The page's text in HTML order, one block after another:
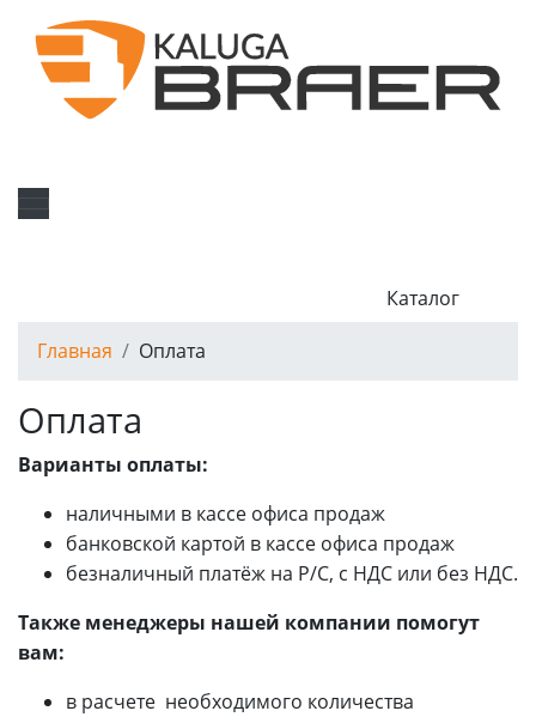
Каталог
Главная
Оплата
Оплата
Варианты оплаты:
наличными в кассе офиса продаж
банковской картой в кассе офиса продаж
безналичный платёж на Р/С, с НДС или без НДС.
Также менеджеры нашей компании помогут
вам:
в расчете необходимого количества